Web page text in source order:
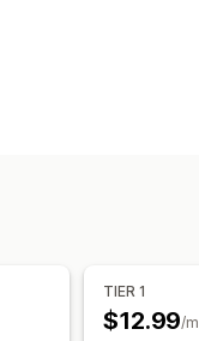
TIER 1
$12.99/